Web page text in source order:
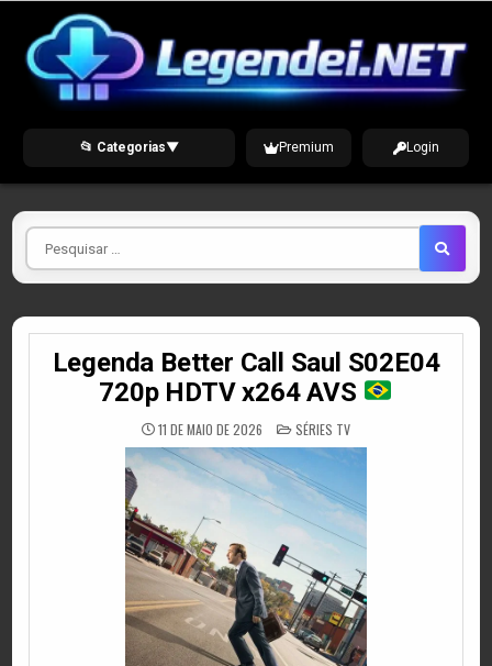
content
📂 Categorias▼ Premium Login
Pesquisar
por
Legenda Better Call Saul S02E04
720p HDTV x264 AVS
11 DE MAIO DE 2026 POSTED
IN
SÉRIES TV